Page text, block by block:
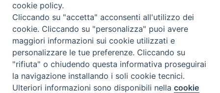
Copyright © 2019. Arcidiocesi di Ancona-Osimo.All Rights Reserved.
Preferenze Cookie
cookie policy.
Cliccando su "accetta" acconsenti all'utilizzo dei
cookie. Cliccando su "personalizza" puoi avere
maggiori informazioni sui cookie utilizzati e
personalizzare le tue preferenze. Cliccando su
"rifiuta" o chiudendo questa informativa proseguirai
la navigazione installando i soli cookie tecnici.
Ulteriori informazioni sono disponibili nellacookie